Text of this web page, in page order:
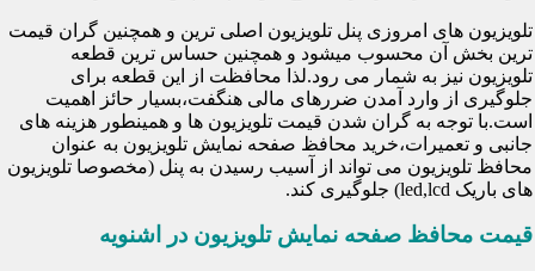
تلویزیون های امروزی پنل تلویزیون اصلی ترین و همچنین گران قیمت
ترین بخش آن محسوب میشود و همچنین حساس ترین قطعه
تلویزیون نیز به شمار می رود.لذا محافظت از این قطعه برای
جلوگیری از وارد آمدن ضررهای مالی هنگفت،بسیار حائز اهمیت
است.با توجه به گران شدن قیمت تلویزیون ها و همینطور هزینه های
جانبی و تعمیرات،خرید محافظ صفحه نمایش تلویزیون به عنوان
محافظ تلویزیون می تواند از آسیب رسیدن به پنل (مخصوصا تلویزیون
های باریک led,lcd) جلوگیری کند.
قیمت محافظ صفحه نمایش تلویزیون در اشنویه